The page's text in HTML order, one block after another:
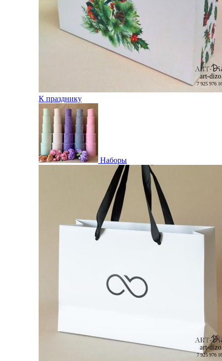
К празднику
Наборы